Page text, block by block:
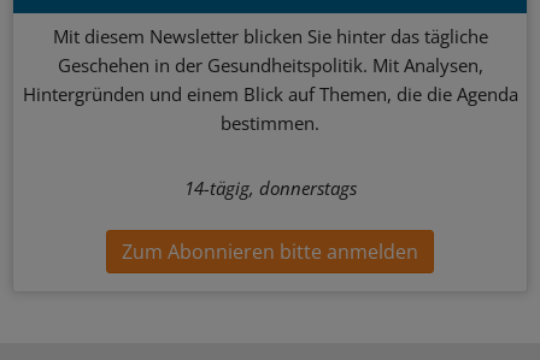
Mit diesem Newsletter blicken Sie hinter das tägliche
Geschehen in der Gesundheitspolitik. Mit Analysen,
Hintergründen und einem Blick auf Themen, die die Agenda
bestimmen.
14-tägig, donnerstags
Zum Abonnieren bitte anmelden